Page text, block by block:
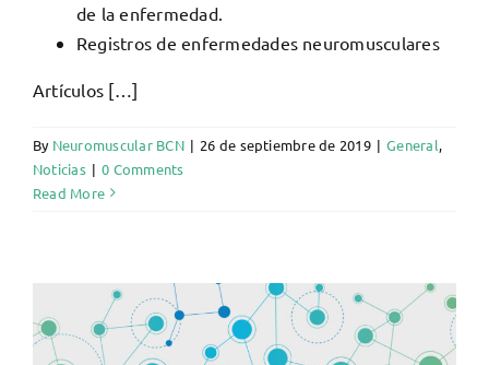
de la enfermedad.
Registros de enfermedades neuromusculares
Artículos […]
By Neuromuscular BCN | 26 de septiembre de 2019 | General,
Noticias | 0 Comments
Read More